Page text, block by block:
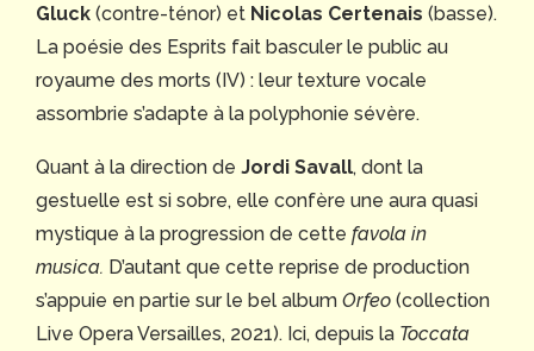
Gluck (contre-ténor) et Nicolas Certenais (basse).
La poésie des Esprits fait basculer le public au
royaume des morts (IV) : leur texture vocale
assombrie s’adapte à la polyphonie sévère.
Quant à la direction de Jordi Savall, dont la
gestuelle est si sobre, elle confère une aura quasi
mystique à la progression de cette favola in
musica. D’autant que cette reprise de production
s’appuie en partie sur le bel album Orfeo (collection
Live Opera Versailles, 2021). Ici, depuis la Toccata